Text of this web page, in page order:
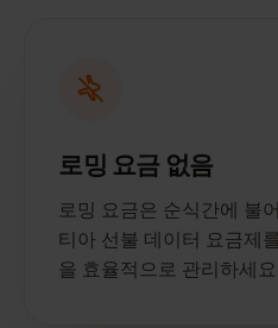
로밍 요금 없음
로밍 요금은 순식간에 불
티아 선불 데이터 요금제
을 효율적으로 관리하세요.